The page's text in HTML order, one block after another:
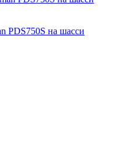
PDS750S на шасси